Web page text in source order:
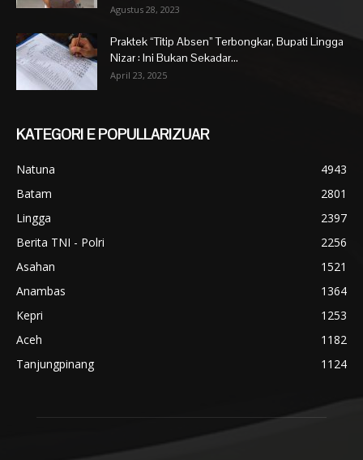
Agustus 28, 2023
Praktek “Titip Absen” Terbongkar, Bupati Lingga
Nizar : Ini Bukan Sekadar...
April 23, 2025
KATEGORI E POPULLARIZUAR
Natuna
4943
Batam
2801
Lingga
2397
Berita TNI - Polri
2256
Asahan
1521
Anambas
1364
Kepri
1253
Aceh
1182
Tanjungpinang
1124